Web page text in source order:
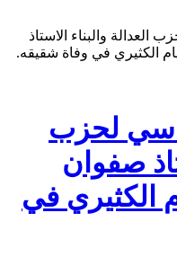
والبناء الاستاذ
الكثيري في وفاة شقيقه.
لحزب
صفوان
في